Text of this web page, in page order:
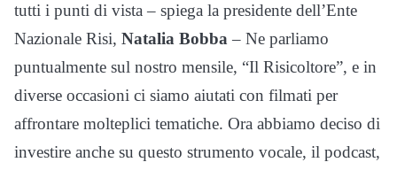
tutti i punti di vista – spiega la presidente dell’Ente
Nazionale Risi, Natalia Bobba – Ne parliamo
puntualmente sul nostro mensile, “Il Risicoltore”, e in
diverse occasioni ci siamo aiutati con filmati per
affrontare molteplici tematiche. Ora abbiamo deciso di
investire anche su questo strumento vocale, il podcast,